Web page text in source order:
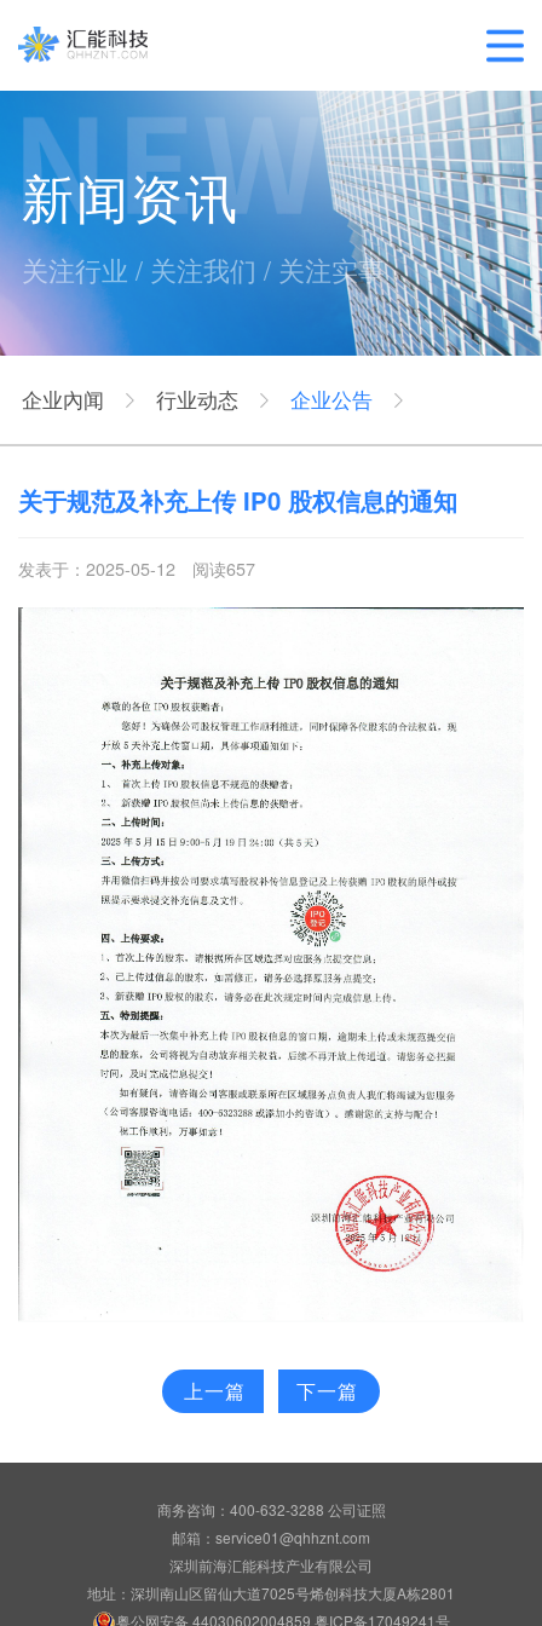
新闻资讯
关注行业 / 关注我们 / 关注实事
企业內闻 行业动态 企业公告
关于规范及补充上传 IP0 股权信息的通知
发表于：2025-05-12 阅读657
上一篇 下一篇
商务咨询：400-632-3288 公司证照
邮箱：service01@qhhznt.com
深圳前海汇能科技产业有限公司
地址：深圳南山区留仙大道7025号烯创科技大厦A栋2801
粤公网安备 44030602004859 粤ICP备17049241号